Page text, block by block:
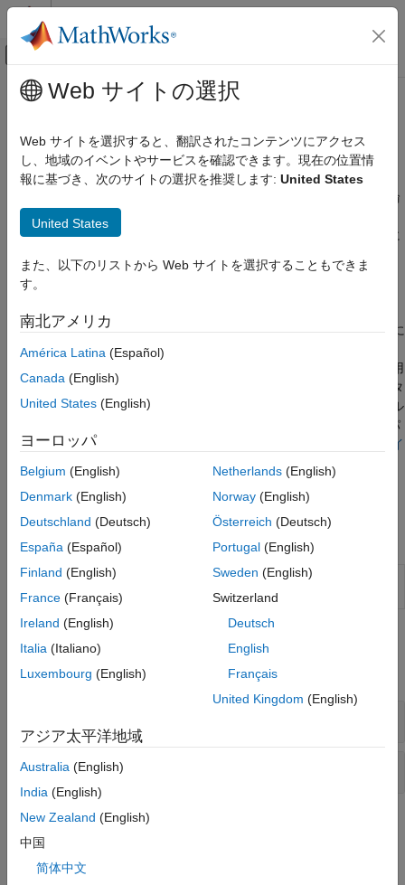
コンテンツへスキップ
オフキャンバス ナビゲーション メ
ドキュメンテーションのホーム
Vehicle Dynamics Blockset
Vehicle Dynamics Blockset 入門
車両リファレンス アプリケーション
バーチャル車両
パワートレイン
サスペンション
車両シナリオ
メインコンテンツ
車輪とタイヤ
ドラム ブレーキ、ディスク ブレーキ、マッピングされたブレー
キを備えた車輪とタイヤ
車両モデルの動力伝達装置サブシステムでは、モデルおよび車輪
ブロックを使用します。このブロックでは、車軸の速度とトル
ク、タイヤのパラメーター、および垂直抗力を使用して、車軸に
ドラム ブレーキ、ディスク ブレーキ、またはマッピングされた
ブレーキを指定できます。
tireDataおよびtireModelのクラスとメソッドにアクセスするに
は、Extended Tire Features for Vehicle Dynamics Blockset™
ポート パッケージをインストールします。これらのツールを使用
すると、タイヤ データのインポート、プロット、および処理、タ
イヤ モデル応答の計算とプロット、タイヤ測定データへのモデル
作成および当てはめ、シミュレーション用の車輪ブロックへのパ
ラメーターのエクスポートが可能です。
サポート パッケージのイ
謝辞
アプリ
タイヤ マネージ
ャー
Import, edit, plot, and fit tire data
(R2026a 以降)
関数
すべて展開する
タイヤ モデル
ブロック
Web サイトの選択
Web サイトを選択すると、翻訳されたコンテンツにアクセス
し、地域のイベントやサービスを確認できます。現在の位置情
報に基づき、次のサイトの選択を推奨します: United States
United States
また、以下のリストから Web サイトを選択することもできま
す。
南北アメリカ
América Latina (Español)
Canada (English)
United States (English)
ヨーロッパ
Belgium (English)
Denmark (English)
Deutschland (Deutsch)
España (Español)
Finland (English)
France (Français)
Ireland (English)
Italia (Italiano)
Luxembourg (English)
Netherlands(English)
Norway(English)
Österreich (Deutsch)
Portugal(English)
Sweden (English)
Switzerland
Deutsch
English
Français
United Kingdom (English)
アジア太平洋地域
Australia (English)
India (English)
New Zealand (English)
中国
简体中文